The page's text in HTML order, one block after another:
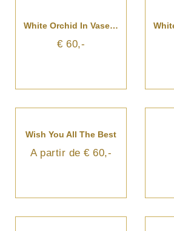
White Orchid In Vase With Flax
€ 60,-
Wish You All The Best
A partir de € 60,-